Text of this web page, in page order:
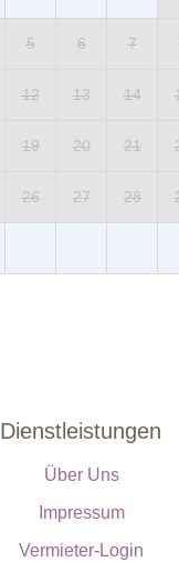
5 6 7
12 13 14
19 20 21
26 27 28
Dienstleistungen
Über Uns
Impressum
Vermieter-Login